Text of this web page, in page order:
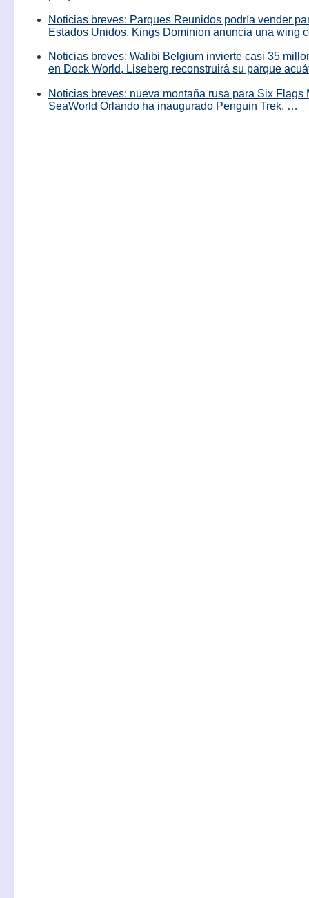
Noticias breves: Parques Reunidos podría vender
Estados Unidos, Kings Dominion anuncia una wing
Noticias breves: Walibi Belgium invierte casi 35
en Dock World, Liseberg reconstruirá su parque
Noticias breves: nueva montaña rusa para Six Flags
SeaWorld Orlando ha inaugurado Penguin Trek, …